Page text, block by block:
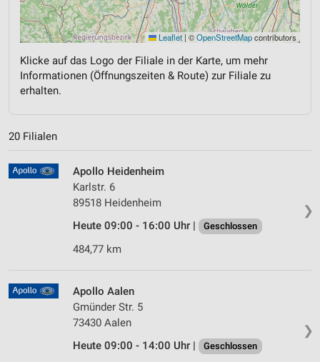
Leaflet | ©OpenStreetMapcontributors
Klicke auf das Logo der Filiale in der Karte, um mehr
Informationen (Öffnungszeiten & Route) zur Filiale zu
erhalten.
20 Filialen
❯
Apollo Heidenheim
Karlstr. 6
89518 Heidenheim
Heute 09:00 - 16:00 Uhr |
Geschlossen
484,77 km
❯
Apollo Aalen
Gmünder Str. 5
73430 Aalen
Heute 09:00 - 14:00 Uhr |
Geschlossen